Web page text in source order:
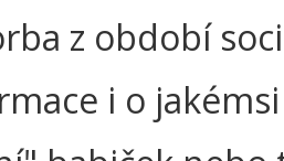
z období
i o jakémsi